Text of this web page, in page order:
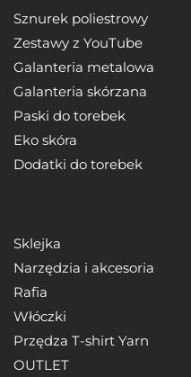
Sznurek poliestrowy
Zestawy z YouTube
Galanteria metalowa
Galanteria skórzana
Paski do torebek
Eko skóra
Dodatki do torebek
Sklejka
Narzędzia i akcesoria
Rafia
Włóczki
Przędza T-shirt Yarn
OUTLET